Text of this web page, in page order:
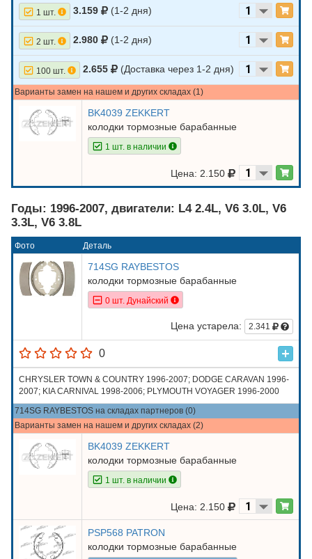
1 шт. 3.159 (1-2 дня)
2 шт. 2.980 (1-2 дня)
100 шт. 2.655 (Доставка через 1-2 дня)
Варианты замен на нашем и других складах (1)
BK4039 ZEKKERT
колодки тормозные барабанные
1 шт. в наличии
Цена: 2.150
Годы: 1996-2007, двигатели: L4 2.4L, V6 3.0L, V6
3.3L, V6 3.8L
Фото Деталь
714SG RAYBESTOS
колодки тормозные барабанные
0 шт. Дунайский
Цена устарела: 2.341
0
CHRYSLER TOWN & COUNTRY 1996-2007; DODGE CARAVAN 1996-
2007; KIA CARNIVAL 1998-2006; PLYMOUTH VOYAGER 1996-2000
714SG RAYBESTOS на складах партнеров (0)
Варианты замен на нашем и других складах (2)
BK4039 ZEKKERT
колодки тормозные барабанные
1 шт. в наличии
Цена: 2.150
PSP568 PATRON
колодки тормозные барабанные